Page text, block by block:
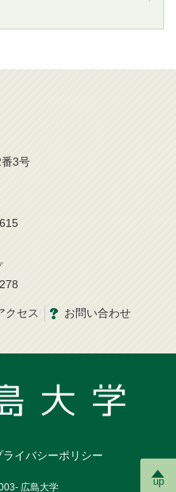
up
3号
クセス お問い合わせ
ライバシーポリシー
広島大学